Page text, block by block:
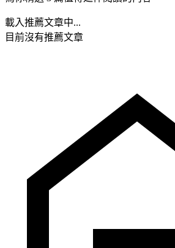
載入推薦文章中...
目前沒有推薦文章